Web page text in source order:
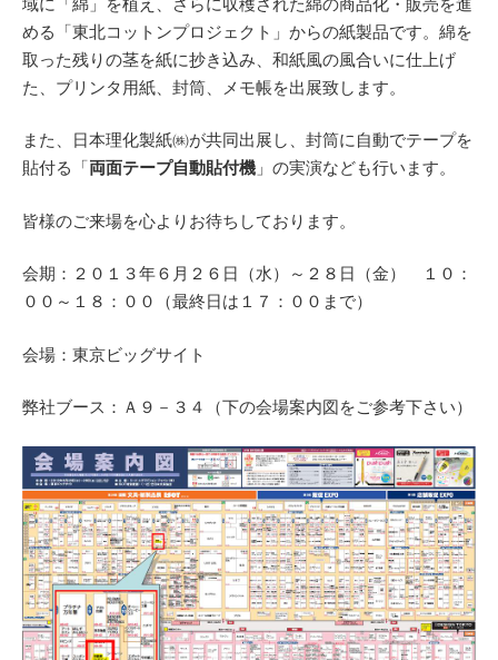
める「東北コットンプロジェクト」からの紙製品です。綿を
取った残りの茎を紙に抄き込み、和紙風の風合いに仕上げ
た、プリンタ用紙、封筒、メモ帳を出展致します。
また、日本理化製紙㈱が共同出展し、封筒に自動でテープを
貼付る「両面テープ自動貼付機 」の実演なども行います。
皆様のご来場を心よりお待ちしております。
会期：２０１３年６月２６日（水）～２８日（金） １０：
００～１８：００（最終日は１７：００まで）
会場：東京ビッグサイト
弊社ブース：Ａ９－３４（下の会場案内図をご参考下さい）